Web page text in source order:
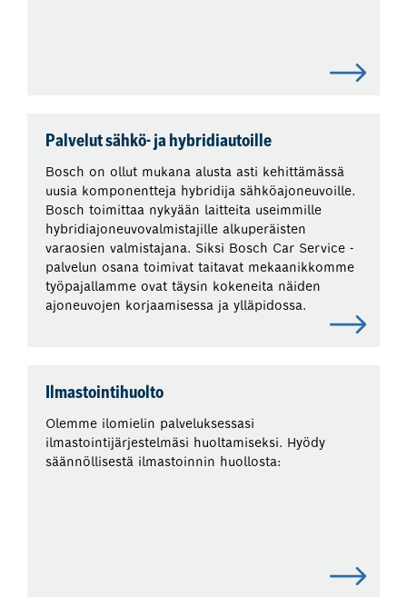
Palvelut sähkö- ja hybridiautoille
Bosch on ollut mukana alusta asti kehittämässä
uusia komponentteja hybridija sähköajoneuvoille.
Bosch toimittaa nykyään laitteita useimmille
hybridiajoneuvovalmistajille alkuperäisten
varaosien valmistajana. Siksi Bosch Car Service -
palvelun osana toimivat taitavat mekaanikkomme
työpajallamme ovat täysin kokeneita näiden
ajoneuvojen korjaamisessa ja ylläpidossa.
Ilmastointihuolto
Olemme ilomielin palveluksessasi
ilmastointijärjestelmäsi huoltamiseksi. Hyödy
säännöllisestä ilmastoinnin huollosta: